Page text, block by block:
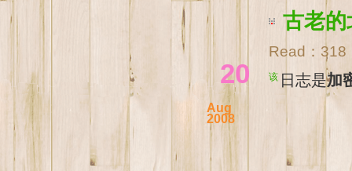
20
Aug
2008
古老
Read： 318
该日志是加